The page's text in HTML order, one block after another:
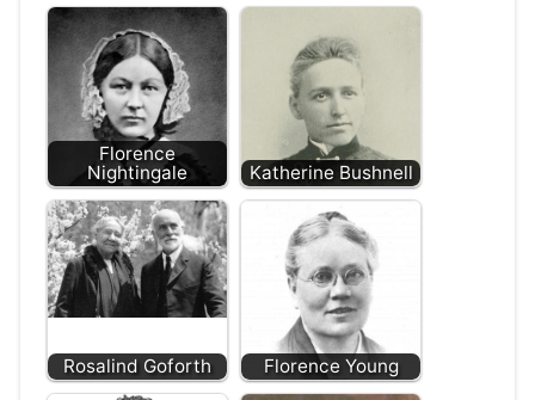
Florence
Nightingale
Katherine Bushnell
Rosalind Goforth Florence Young